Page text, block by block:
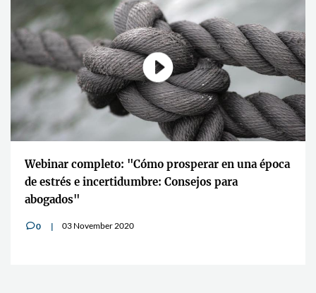
Webinar completo: "Cómo prosperar en una época
de estrés e incertidumbre: Consejos para
abogados"
v0 03 November 2020